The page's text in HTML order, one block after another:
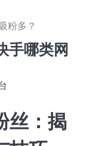
粉多？
手哪类网
丝：揭